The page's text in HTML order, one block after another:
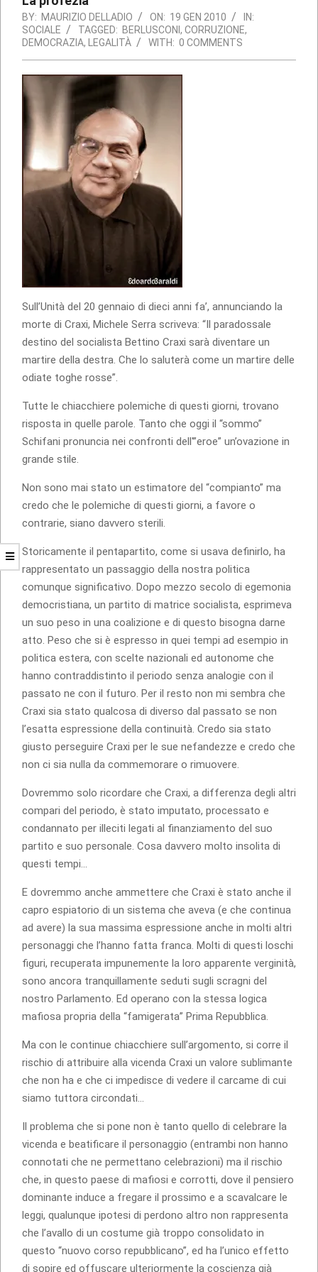
BY: MAURIZIO DELLADIO ON: 19 GEN 2010
IN:
SOCIALE
TAGGED: BERLUSCONI, CORRUZIONE,
DEMOCRAZIA, LEGALITÀ WITH: 0 COMMENTS
Sull’Unità del 20 gennaio di dieci anni fa’, annunciando la
morte di Craxi, Michele Serra scriveva: “Il paradossale
destino del socialista Bettino Craxi sarà diventare un
martire della destra. Che lo saluterà come un martire delle
odiate toghe rosse”.
Tutte le chiacchiere polemiche di questi giorni, trovano
risposta in quelle parole. Tanto che oggi il “sommo”
Schifani pronuncia nei confronti dell'”eroe” un’ovazione in
grande stile.
Non sono mai stato un estimatore del “compianto” ma
credo che le polemiche di questi giorni, a favore o
contrarie, siano davvero sterili.
Storicamente il pentapartito, come si usava definirlo, ha
rappresentato un passaggio della nostra politica
comunque significativo. Dopo mezzo secolo di egemonia
democristiana, un partito di matrice socialista, esprimeva
un suo peso in una coalizione e di questo bisogna darne
atto. Peso che si è espresso in quei tempi ad esempio in
politica estera, con scelte nazionali ed autonome che
hanno contraddistinto il periodo senza analogie con il
passato ne con il futuro. Per il resto non mi sembra che
Craxi sia stato qualcosa di diverso dal passato se non
l’esatta espressione della continuità. Credo sia stato
giusto perseguire Craxi per le sue nefandezze e credo che
non ci sia nulla da commemorare o rimuovere.
Dovremmo solo ricordare che Craxi, a differenza degli altri
compari del periodo, è stato imputato, processato e
condannato per illeciti legati al finanziamento del suo
partito e suo personale. Cosa davvero molto insolita di
questi tempi…
E dovremmo anche ammettere che Craxi è stato anche il
capro espiatorio di un sistema che aveva (e che continua
ad avere) la sua massima espressione anche in molti altri
personaggi che l’hanno fatta franca. Molti di questi loschi
figuri, recuperata impunemente la loro apparente verginità,
sono ancora tranquillamente seduti sugli scragni del
nostro Parlamento. Ed operano con la stessa logica
mafiosa propria della “famigerata” Prima Repubblica.
Ma con le continue chiacchiere sull’argomento, si corre il
rischio di attribuire alla vicenda Craxi un valore sublimante
che non ha e che ci impedisce di vedere il carcame di cui
siamo tuttora circondati…
Il problema che si pone non è tanto quello di celebrare la
vicenda e beatificare il personaggio (entrambi non hanno
connotati che ne permettano celebrazioni) ma il rischio
che, in questo paese di mafiosi e corrotti, dove il pensiero
dominante induce a fregare il prossimo e a scavalcare le
leggi, qualunque ipotesi di perdono altro non rappresenta
che l’avallo di un costume già troppo consolidato in
questo “nuovo corso repubblicano”, ed ha l’unico effetto
di sopire ed offuscare ulteriormente la coscienza già